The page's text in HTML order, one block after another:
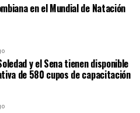
en el Mundial de Natación
y el Sena tienen disponible
de 580 cupos de capacitación